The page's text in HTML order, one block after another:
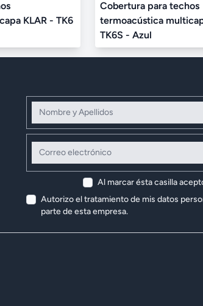
KLAR - TK6
Cobertura para techos
termoacústica
TK6S - Azul
Nombre y Apellidos
Correo electrónico
Al marcar ésta casilla
Autorizo el tratamiento de mis datos
parte de esta empresa.